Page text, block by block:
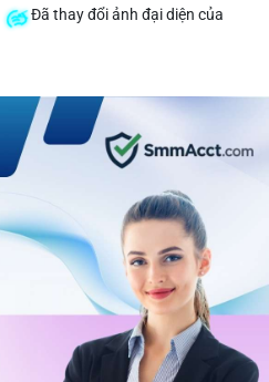
Đã thay đổi ảnh đại diện của